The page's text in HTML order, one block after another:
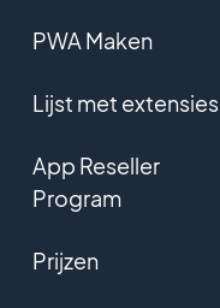
PWA Maken
Lijst met extensies
App Reseller
Program
Prijzen